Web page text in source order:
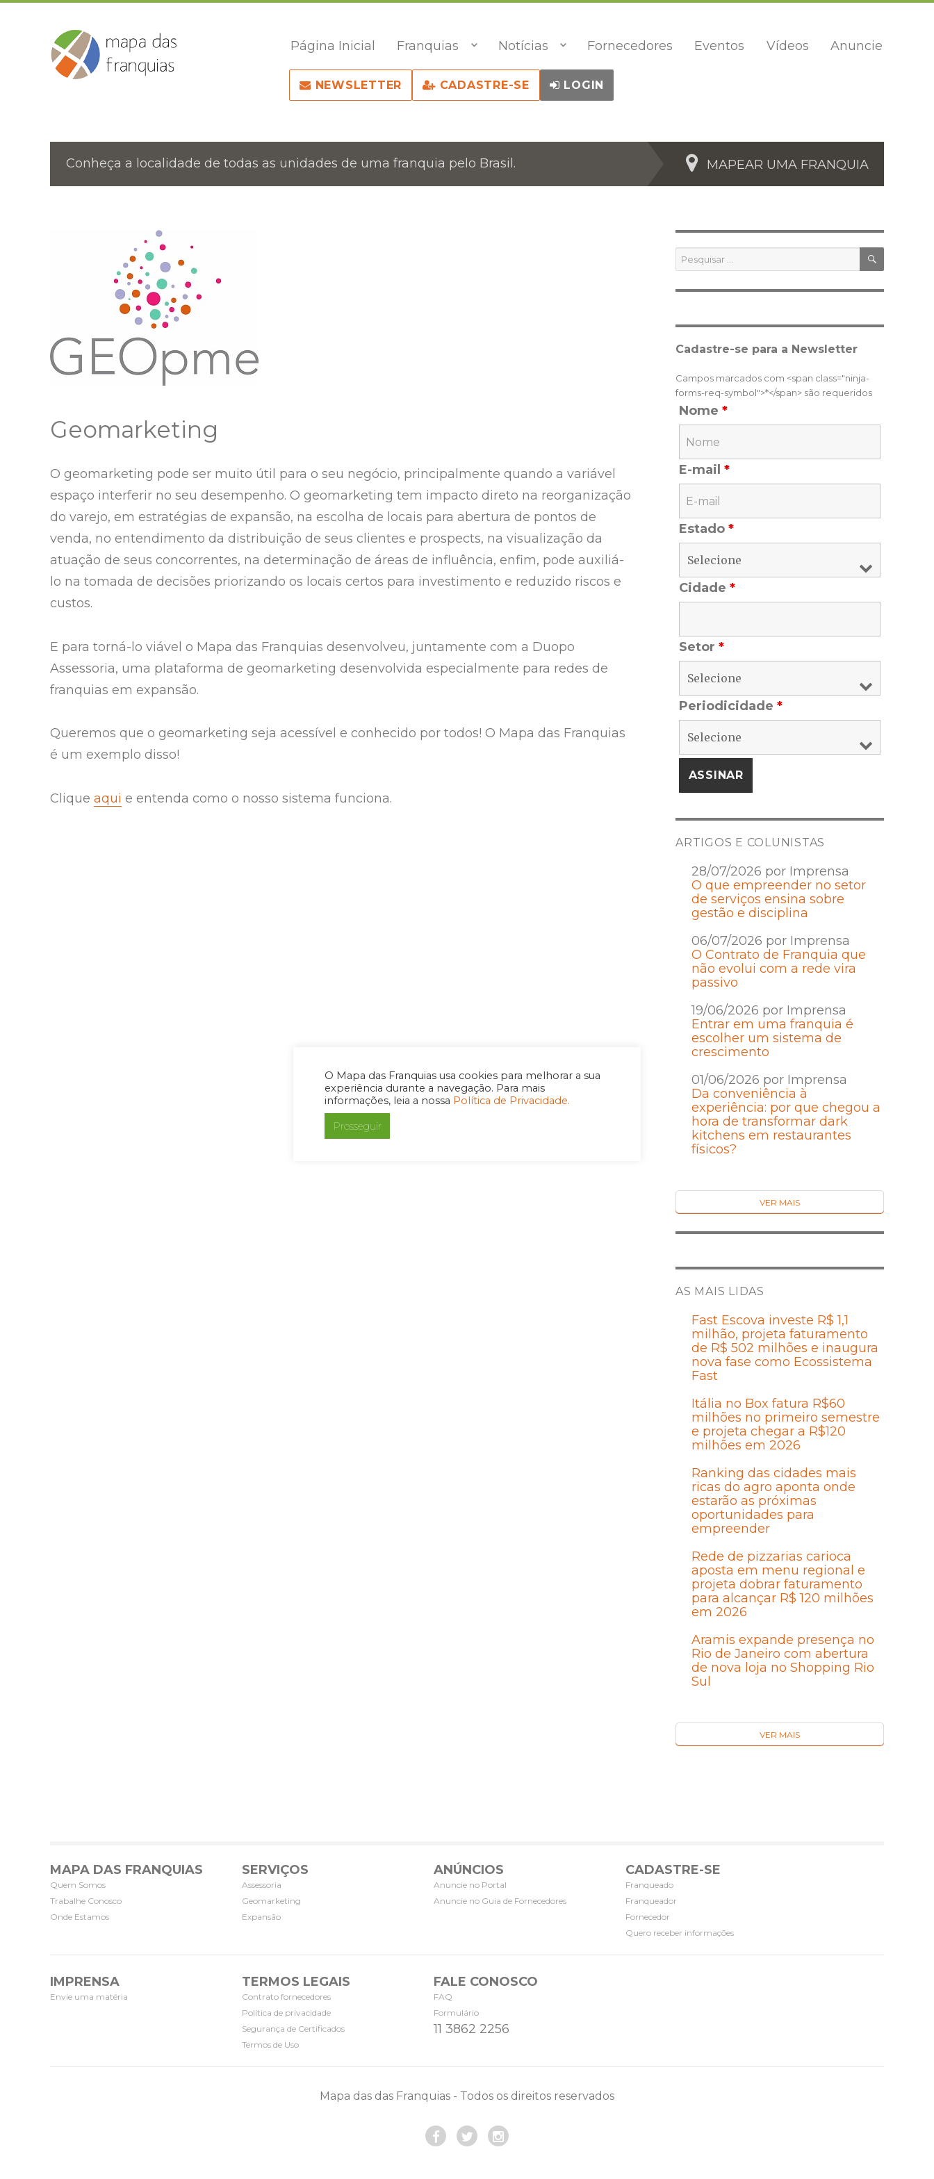
O Mapa das Franquias usa cookies para melhorar a sua
experiência durante a navegação. Para mais
informações, leia a nossa Política de Privacidade.
Prosseguir
Página Inicial Franquias Notícias Fornecedores Eventos Vídeos Anuncie
NEWSLETTER CADASTRE-SE LOGIN
Conheça a localidade de todas as unidades de uma franquia pelo Brasil. MAPEAR UMA FRANQUIA
Geomarketing
O geomarketing pode ser muito útil para o seu negócio, principalmente quando a variável
espaço interferir no seu desempenho. O geomarketing tem impacto direto na reorganização
do varejo, em estratégias de expansão, na escolha de locais para abertura de pontos de
venda, no entendimento da distribuição de seus clientes e prospects, na visualização da
atuação de seus concorrentes, na determinação de áreas de influência, enfim, pode auxiliá-
lo na tomada de decisões priorizando os locais certos para investimento e reduzido riscos e
custos.
E para torná-lo viável o Mapa das Franquias desenvolveu, juntamente com a Duopo
Assessoria, uma plataforma de geomarketing desenvolvida especialmente para redes de
franquias em expansão.
Queremos que o geomarketing seja acessível e conhecido por todos! O Mapa das Franquias
é um exemplo disso!
Clique aqui e entenda como o nosso sistema funciona.
Pesquisar
por:
Cadastre-se para a Newsletter
Campos marcados com <span class="ninja-
forms-req-symbol">*</span> são requeridos
Nome *
E-mail *
Estado *
Cidade *
Setor *
Periodicidade *
ARTIGOS E COLUNISTAS
28/07/2026 por Imprensa
O que empreender no setor
de serviços ensina sobre
gestão e disciplina
06/07/2026 por Imprensa
O Contrato de Franquia que
não evolui com a rede vira
passivo
19/06/2026 por Imprensa
Entrar em uma franquia é
escolher um sistema de
crescimento
01/06/2026 por Imprensa
Da conveniência à
experiência: por que chegou a
hora de transformar dark
kitchens em restaurantes
físicos?
VER MAIS
AS MAIS LIDAS
Fast Escova investe R$ 1,1
milhão, projeta faturamento
de R$ 502 milhões e inaugura
nova fase como Ecossistema
Fast
Itália no Box fatura R$60
milhões no primeiro semestre
e projeta chegar a R$120
milhões em 2026
Ranking das cidades mais
ricas do agro aponta onde
estarão as próximas
oportunidades para
empreender
Rede de pizzarias carioca
aposta em menu regional e
projeta dobrar faturamento
para alcançar R$ 120 milhões
em 2026
Aramis expande presença no
Rio de Janeiro com abertura
de nova loja no Shopping Rio
Sul
VER MAIS
MAPA DAS FRANQUIAS
Quem Somos
Trabalhe Conosco
Onde Estamos
SERVIÇOS
Assessoria
Geomarketing
Expansão
ANÚNCIOS
Anuncie no Portal
Anuncie no Guia de Fornecedores
CADASTRE-SE
Franqueado
Franqueador
Fornecedor
Quero receber informações
IMPRENSA
Envie uma matéria
TERMOS LEGAIS
Contrato fornecedores
Política de privacidade
Segurança de Certificados
Termos de Uso
FALE CONOSCO
FAQ
Formulário
11 3862 2256
Mapa das das Franquias - Todos os direitos reservados